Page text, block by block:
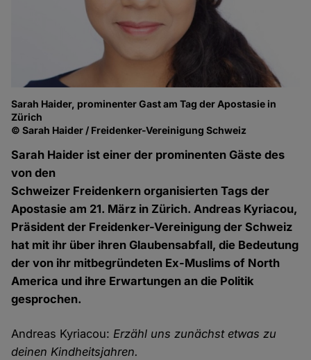
Sarah Haider, prominenter Gast am Tag der Apostasie in
Zürich
© Sarah Haider / Freidenker-Vereinigung Schweiz
Sarah Haider ist einer der prominenten Gäste des
von den
Schweizer Freidenkern organisierten Tags der
Apostasie am 21. März in Zürich. Andreas Kyriacou,
Präsident der Freidenker-Vereinigung der Schweiz
hat mit ihr über ihren Glaubensabfall, die Bedeutung
der von ihr mitbegründeten Ex-Muslims of North
America und ihre Erwartungen an die Politik
gesprochen.
Andreas Kyriacou:Erzähl uns zunächst etwas zu
deinen Kindheitsjahren.